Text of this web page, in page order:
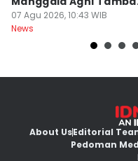
Regu Pemadam
07 Agu 2026, 10:43 WIB
News
About UsEditorial
Pedoman